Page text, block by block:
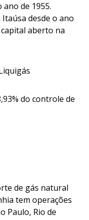
de 1955.
desde o ano
aberto na
do controle de
de gás natural
tem operações
Paulo, Rio de